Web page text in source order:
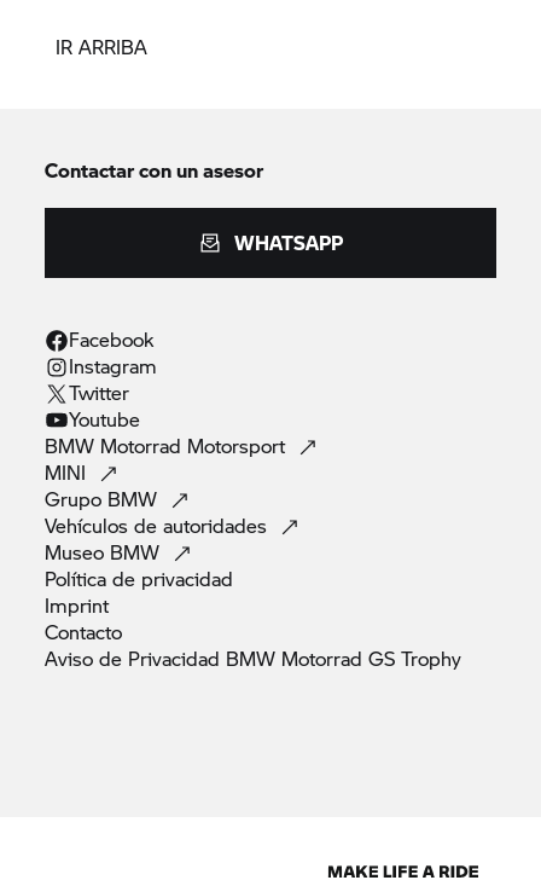
IR ARRIBA
Contactar con un asesor
WHATSAPP
Facebook
Instagram
Twitter
Youtube
BMW Motorrad Motorsport
MINI
Grupo BMW
Vehículos deautoridades
Museo BMW
Política de privacidad
Imprint
Contacto
Aviso de Privacidad BMW Motorrad GSTrophy